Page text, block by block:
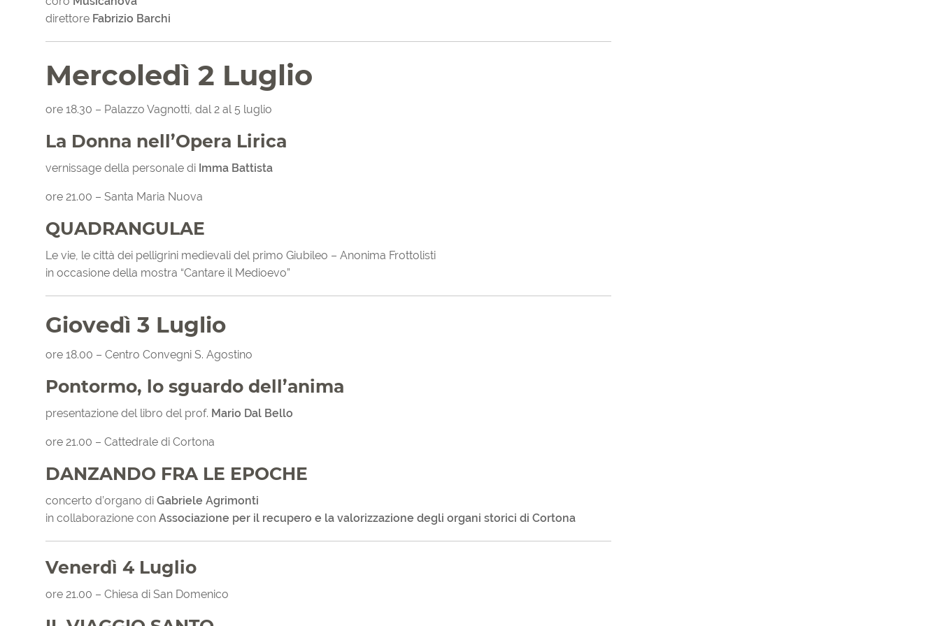
direttore Fabrizio Barchi
Mercoledì 2 Luglio
ore 18.30 – Palazzo Vagnotti, dal 2 al 5 luglio
La Donna nell’Opera Lirica
vernissage della personale di Imma Battista
ore 21.00 – Santa Maria Nuova
QUADRANGULAE
Le vie, le città dei pelligrini medievali del primo Giubileo – Anonima Frottolisti
in occasione della mostra “Cantare il Medioevo”
Giovedì 3 Luglio
ore 18.00 – Centro Convegni S. Agostino
Pontormo, lo sguardo dell’anima
presentazione del libro del prof. Mario Dal Bello
ore 21.00 – Cattedrale di Cortona
DANZANDO FRA LE EPOCHE
concerto d’organo di Gabriele Agrimonti
in collaborazione con Associazione per il recupero e la valorizzazione degli organi storici di Cortona
Venerdì 4 Luglio
ore 21.00 – Chiesa di San Domenico